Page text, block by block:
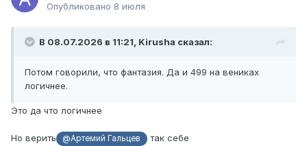
Опубликовано 8 июля
В 08.07.2026 в 11:21, Kirusha сказал:
Потом говорили, что фантазия. Да и 499 на вениках
логичнее.
Это да что логичнее
Но верить @Артемий Гальцев
так себе